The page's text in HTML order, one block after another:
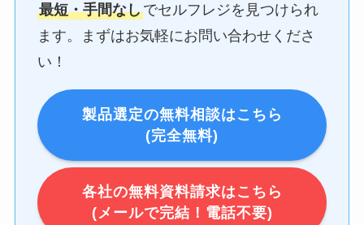
最短・手間なしでセルフレジを見つけられ
ます。まずはお気軽にお問い合わせくださ
い！
製品選定の無料相談はこちら
(完全無料)
各社の無料資料請求はこちら
(メールで完結！電話不要)